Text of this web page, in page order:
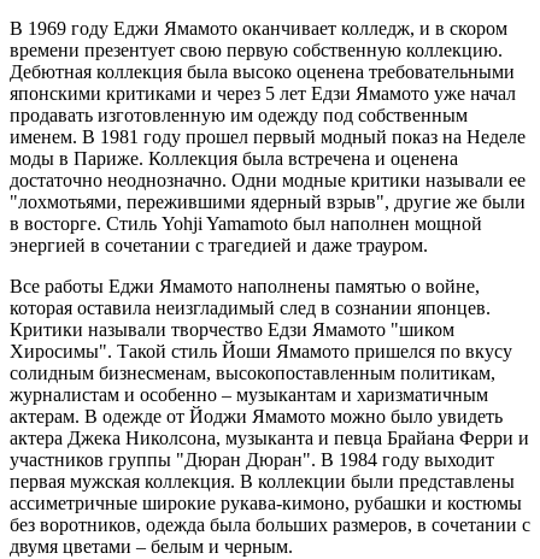
В 1969 году Еджи Ямамото оканчивает колледж, и в скором
времени презентует свою первую собственную коллекцию.
Дебютная коллекция была высоко оценена требовательными
японскими критиками и через 5 лет Едзи Ямамото уже начал
продавать изготовленную им одежду под собственным
именем. В 1981 году прошел первый модный показ на Неделе
моды в Париже. Коллекция была встречена и оценена
достаточно неоднозначно. Одни модные критики называли ее
"лохмотьями, пережившими ядерный взрыв", другие же были
в восторге. Стиль Yohji Yamamoto был наполнен мощной
энергией в сочетании с трагедией и даже трауром.
Все работы Еджи Ямамото наполнены памятью о войне,
которая оставила неизгладимый след в сознании японцев.
Критики называли творчество Едзи Ямамото "шиком
Хиросимы". Такой стиль Йоши Ямамото пришелся по вкусу
солидным бизнесменам, высокопоставленным политикам,
журналистам и особенно – музыкантам и харизматичным
актерам. В одежде от Йоджи Ямамото можно было увидеть
актера Джека Николсона, музыканта и певца Брайана Ферри и
участников группы "Дюран Дюран". В 1984 году выходит
первая мужская коллекция. В коллекции были представлены
ассиметричные широкие рукава-кимоно, рубашки и костюмы
без воротников, одежда была больших размеров, в сочетании с
двумя цветами – белым и черным.